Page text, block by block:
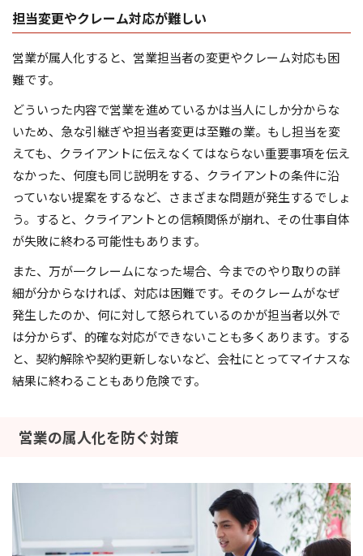
担当変更やクレーム対応が難しい
営業が属人化すると、営業担当者の変更やクレーム対応も困
難です。
どういった内容で営業を進めているかは当人にしか分からな
いため、急な引継ぎや担当者変更は至難の業。もし担当を変
えても、クライアントに伝えなくてはならない重要事項を伝え
なかった、何度も同じ説明をする、クライアントの条件に沿
っていない提案をするなど、さまざまな問題が発生するでしょ
う。すると、クライアントとの信頼関係が崩れ、その仕事自体
が失敗に終わる可能性もあります。
また、万が一クレームになった場合、今までのやり取りの詳
細が分からなければ、対応は困難です。そのクレームがなぜ
発生したのか、何に対して怒られているのかが担当者以外で
は分からず、的確な対応ができないことも多くあります。する
と、契約解除や契約更新しないなど、会社にとってマイナスな
結果に終わることもあり危険です。
営業の属人化を防ぐ対策